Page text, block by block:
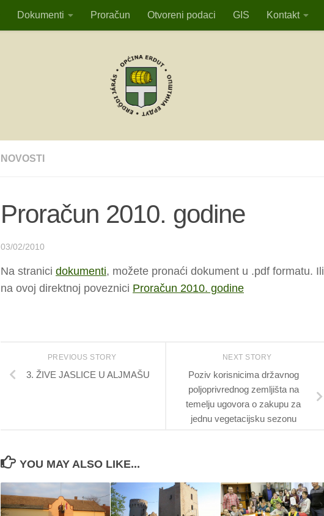
Dokumenti Proračun Otvoreni podaci GIS Kontakt
NOVOSTI
Proračun 2010. godine
03/02/2010
Na stranici dokumenti, možete pronaći dokument u .pdf formatu. Ili
na ovoj direktnoj poveznici Proračun 2010. godine
NEXT STORY
Poziv korisnicima državnog
poljoprivrednog zemljišta na
temelju ugovora o zakupu za
jednu vegetacijsku sezonu
PREVIOUS STORY
3. ŽIVE JASLICE U ALJMAŠU
YOU MAY ALSO LIKE...